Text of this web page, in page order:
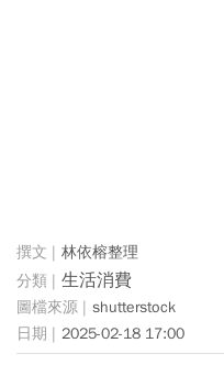
林依榕整理
生活消費
shutterstock
2025-02-18 17:00